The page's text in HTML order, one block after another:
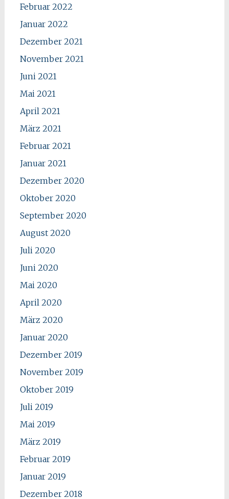
Februar 2022
Januar 2022
Dezember 2021
November 2021
Juni 2021
Mai 2021
April 2021
März 2021
Februar 2021
Januar 2021
Dezember 2020
Oktober 2020
September 2020
August 2020
Juli 2020
Juni 2020
Mai 2020
April 2020
März 2020
Januar 2020
Dezember 2019
November 2019
Oktober 2019
Juli 2019
Mai 2019
März 2019
Februar 2019
Januar 2019
Dezember 2018